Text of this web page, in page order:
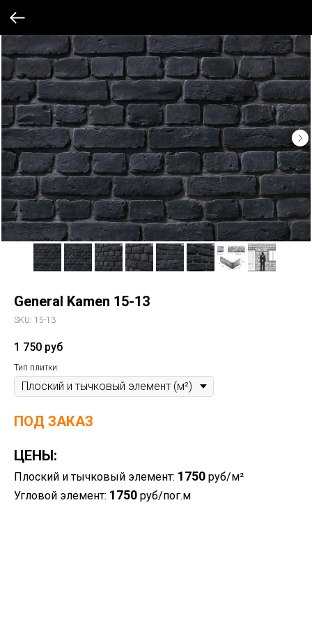
General Kamen 15-13
SKU: 15-13
1 750 руб
Тип плитки:
ПОД ЗАКАЗ
ЦЕНЫ:
Плоский и тычковый элемент: 1750 руб/м²
Угловой элемент: 1750 руб/пог.м